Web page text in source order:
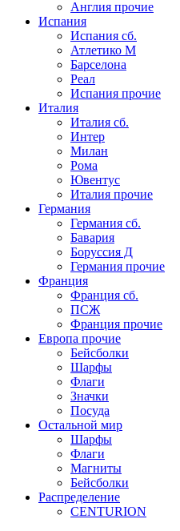
Англия прочие
Испания
Испания сб.
Атлетико М
Барселона
Реал
Испания прочие
Италия
Италия сб.
Интер
Милан
Рома
Ювентус
Италия прочие
Германия
Германия сб.
Бавария
Боруссия Д
Германия прочие
Франция
Франция сб.
ПСЖ
Франция прочие
Европа прочие
Бейсболки
Шарфы
Флаги
Значки
Посуда
Остальной мир
Шарфы
Флаги
Магниты
Бейсболки
Распределение
CENTURION